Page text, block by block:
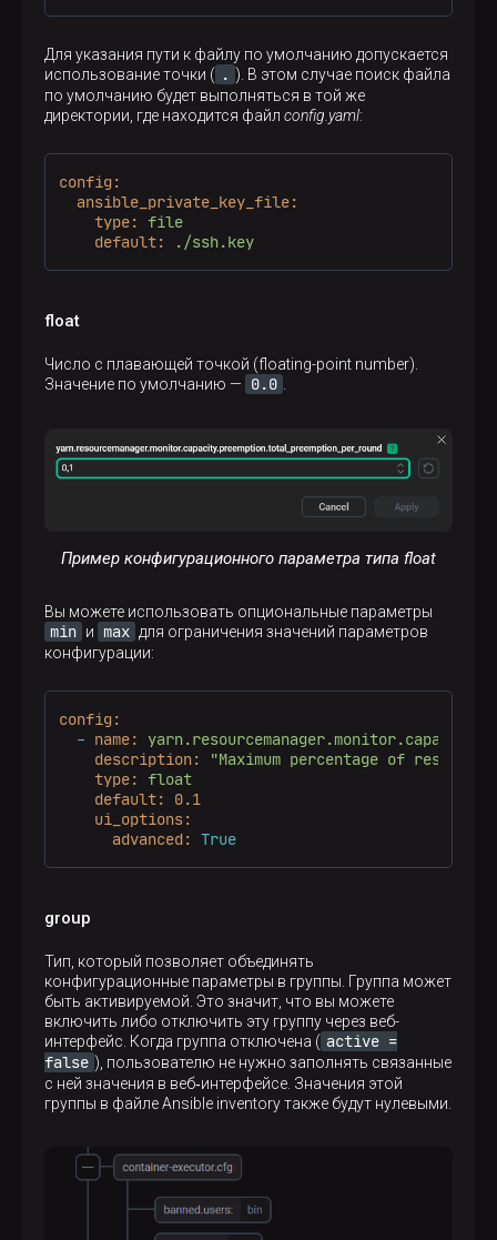
Для указания пути к файлу по умолчанию допускается
использование точки ( . ). В этом случае поиск файла
по умолчанию будет выполняться в той же
директории, где находится файл config.yaml:
config:
ansible_private_key_file:
type: file
default:
./ssh.key
float
Число с плавающей точкой (floating-point number).
Значение по умолчанию —
0.0 .
Пример конфигурационного параметра типа float
Вы можете использовать опциональные параметры
min и max для ограничения значений параметров
конфигурации:
config:
- name:
description:
"Maximum percentage of
type: float
default:
0.1
ui_options:
advanced: True
group
Тип, который позволяет объединять
конфигурационные параметры в группы. Группа может
быть активируемой. Это значит, что вы можете
включить либо отключить эту группу через веб-
интерфейс. Когда группа отключена ( active =
false ), пользователю не нужно заполнять связанные
с ней значения в веб‑интерфейсе. Значения этой
группы в файле Ansible inventory также будут нулевыми.